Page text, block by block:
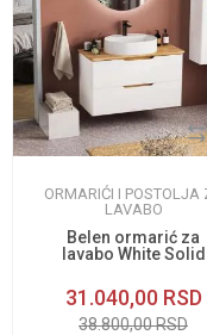
ORMARIĆI I POSTOLJA
LAVABO
Belen ormarić za
lavabo White Solid
31.040,00 RSD
38.800,00RSD